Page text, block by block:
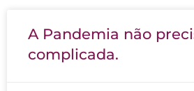
A Pandemia não
complicada.